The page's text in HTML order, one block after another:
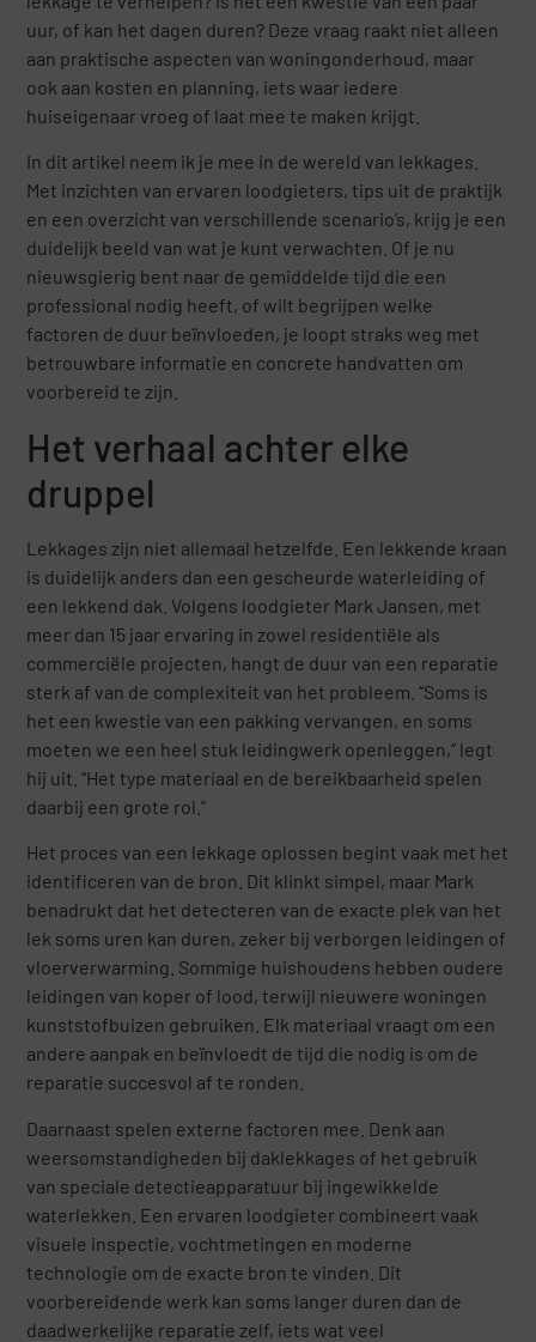
uur, of kan het dagen duren? Deze vraag raakt niet alleen
aan praktische aspecten van woningonderhoud, maar
ook aan kosten en planning, iets waar iedere
huiseigenaar vroeg of laat mee te maken krijgt.
In dit artikel neem ik je mee in de wereld van lekkages.
Met inzichten van ervaren loodgieters, tips uit de praktijk
en een overzicht van verschillende scenario’s, krijg je een
duidelijk beeld van wat je kunt verwachten. Of je nu
nieuwsgierig bent naar de gemiddelde tijd die een
professional nodig heeft, of wilt begrijpen welke
factoren de duur beïnvloeden, je loopt straks weg met
betrouwbare informatie en concrete handvatten om
voorbereid te zijn.
Het verhaal achter elke
druppel
Lekkages zijn niet allemaal hetzelfde. Een lekkende kraan
is duidelijk anders dan een gescheurde waterleiding of
een lekkend dak. Volgens loodgieter Mark Jansen, met
meer dan 15 jaar ervaring in zowel residentiële als
commerciële projecten, hangt de duur van een reparatie
sterk af van de complexiteit van het probleem. “Soms is
het een kwestie van een pakking vervangen, en soms
moeten we een heel stuk leidingwerk openleggen,” legt
hij uit. “Het type materiaal en de bereikbaarheid spelen
daarbij een grote rol.”
Het proces van een lekkage oplossen begint vaak met het
identificeren van de bron. Dit klinkt simpel, maar Mark
benadrukt dat het detecteren van de exacte plek van het
lek soms uren kan duren, zeker bij verborgen leidingen of
vloerverwarming. Sommige huishoudens hebben oudere
leidingen van koper of lood, terwijl nieuwere woningen
kunststofbuizen gebruiken. Elk materiaal vraagt om een
andere aanpak en beïnvloedt de tijd die nodig is om de
reparatie succesvol af te ronden.
Daarnaast spelen externe factoren mee. Denk aan
weersomstandigheden bij daklekkages of het gebruik
van speciale detectieapparatuur bij ingewikkelde
waterlekken. Een ervaren loodgieter combineert vaak
visuele inspectie, vochtmetingen en moderne
technologie om de exacte bron te vinden. Dit
voorbereidende werk kan soms langer duren dan de
daadwerkelijke reparatie zelf, iets wat veel